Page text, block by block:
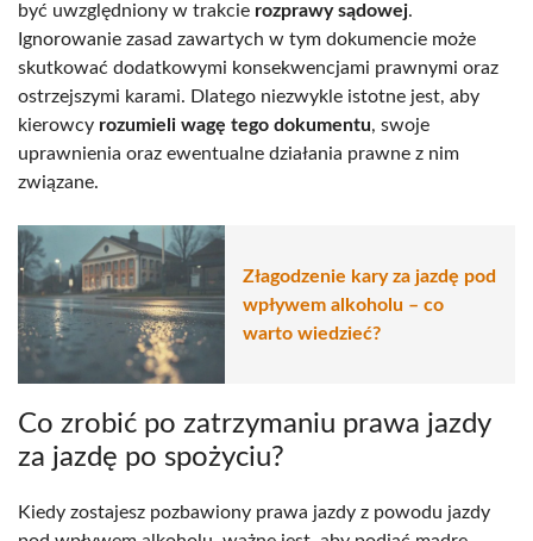
być uwzględniony w trakcie rozprawy sądowej.
Ignorowanie zasad zawartych w tym dokumencie może
skutkować dodatkowymi konsekwencjami prawnymi oraz
ostrzejszymi karami. Dlatego niezwykle istotne jest, aby
kierowcy rozumieli wagę tego dokumentu, swoje
uprawnienia oraz ewentualne działania prawne z nim
związane.
Złagodzenie kary za jazdę pod
wpływem alkoholu – co
warto wiedzieć?
Co zrobić po zatrzymaniu prawa jazdy
za jazdę po spożyciu?
Kiedy zostajesz pozbawiony prawa jazdy z powodu jazdy